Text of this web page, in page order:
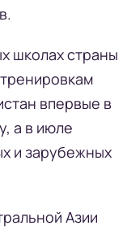
школах страны
впервые в
а в июле
и зарубежных
Азии